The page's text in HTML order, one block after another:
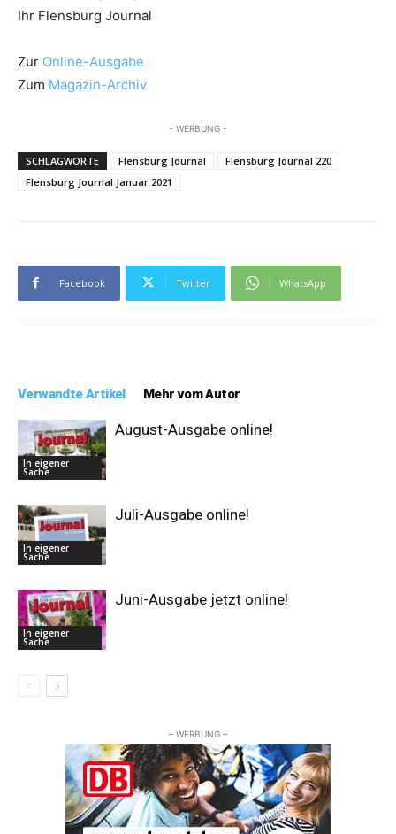
Ihr Flensburg Journal
Zur Online-Ausgabe
Zum Magazin-Archiv
- WERBUNG -
SCHLAGWORTE Flensburg Journal
Flensburg Journal 220
Flensburg Journal Januar 2021
Facebook Twitter WhatsApp
Verwandte Artikel Mehr vom Autor
In eigener
Sache
August-Ausgabe online!
In eigener
Sache
Juli-Ausgabe online!
In eigener
Sache
Juni-Ausgabe jetzt online!
– WERBUNG –